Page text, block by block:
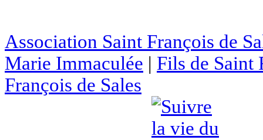
Association Saint François de
Marie Immaculée | Fils de Saint
François de Sales